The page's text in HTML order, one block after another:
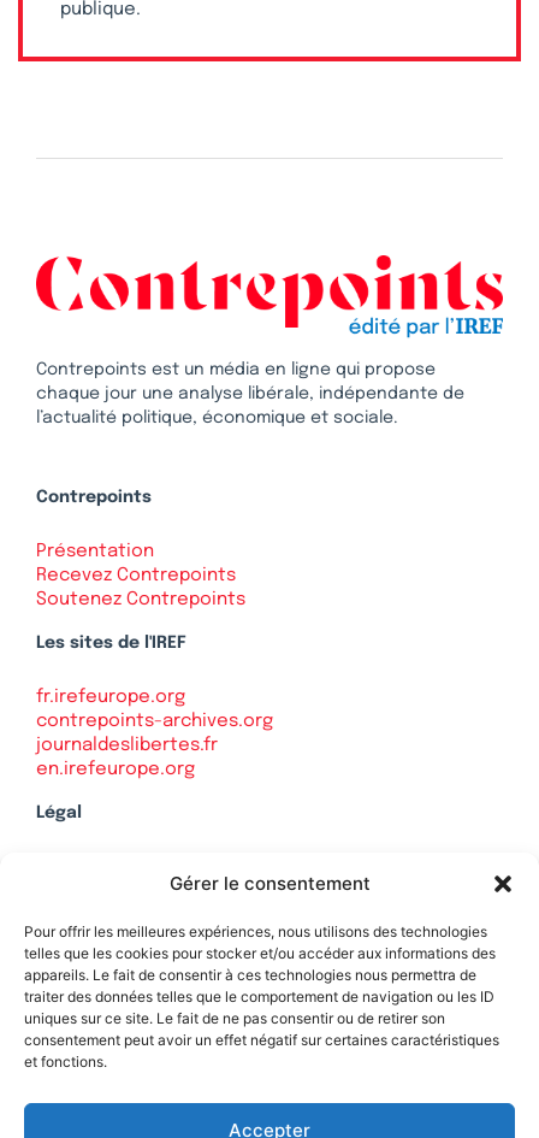
Gérer le consentement
Pour offrir les meilleures expériences, nous utilisons des technologies
telles que les cookies pour stocker et/ou accéder aux informations des
appareils. Le fait de consentir à ces technologies nous permettra de
traiter des données telles que le comportement de navigation ou les ID
uniques sur ce site. Le fait de ne pas consentir ou de retirer son
consentement peut avoir un effet négatif sur certaines caractéristiques
et fonctions.
Accepter
publique.
Contrepoints est un média en ligne qui propose
chaque jour une analyse libérale, indépendante de
l’actualité politique, économique et sociale.
Contrepoints
Présentation
Recevez Contrepoints
Soutenez Contrepoints
Les sites de l'IREF
fr.irefeurope.org
contrepoints-archives.org
journaldeslibertes.fr
en.irefeurope.org
Légal
Politique de confidentialité
Contact
Soutenez Contrepoints